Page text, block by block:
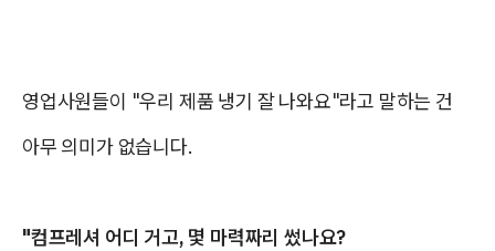
영업사원들이 "우리 제품 냉기 잘 나와요"라고 말하는 건
아무 의미가 없습니다.
"컴프레셔 어디 거고, 몇 마력짜리 썼나요?